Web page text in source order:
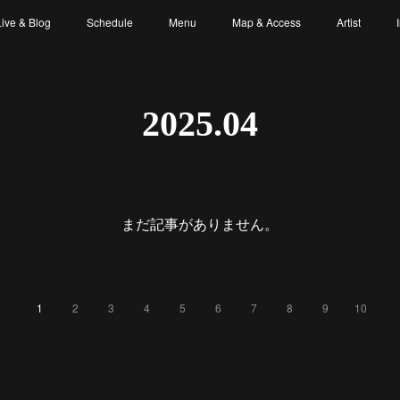
& Blog Schedule Menu Map & Access Artist
2025.04
まだ記事がありません。
1 2 3 4 5 6 7 8 9 10